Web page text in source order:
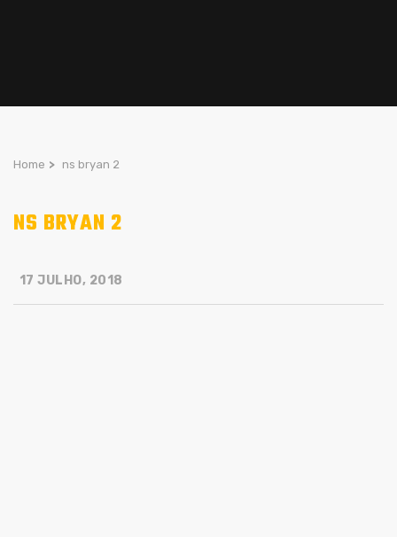
Home > ns bryan 2
NS BRYAN 2
17 JULHO, 2018